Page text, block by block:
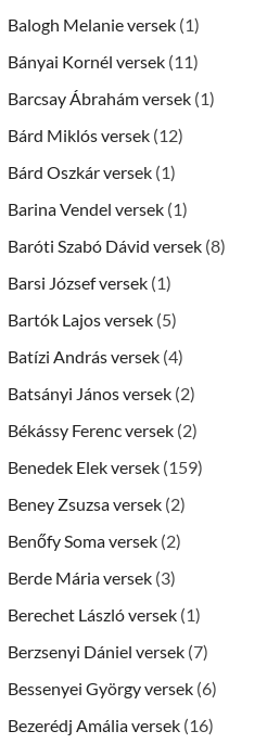
Balogh Melanie versek (1)
Bányai Kornél versek (11)
Barcsay Ábrahám versek (1)
Bárd Miklós versek (12)
Bárd Oszkár versek (1)
Barina Vendel versek (1)
Baróti Szabó Dávid versek (8)
Barsi József versek (1)
Bartók Lajos versek (5)
Batízi András versek (4)
Batsányi János versek (2)
Békássy Ferenc versek (2)
Benedek Elek versek (159)
Beney Zsuzsa versek (2)
Benőfy Soma versek (2)
Berde Mária versek (3)
Berechet László versek (1)
Berzsenyi Dániel versek (7)
Bessenyei György versek (6)
Bezerédj Amália versek (16)